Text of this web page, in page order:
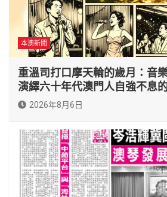
本澳新聞
重溫司打口摩天輪的歲月：音
演繹六十年代澳門人自強不息
2026年8月6日